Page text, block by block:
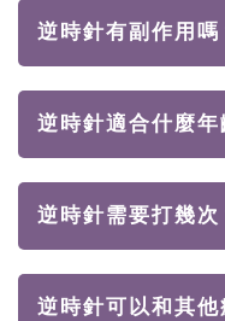
逆時針有副作用嗎
逆時針適合什麼年
逆時針需要打幾次
逆時針可以和其他